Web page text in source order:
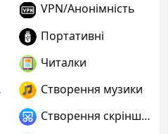
VPN/Анонімність
Портативні
Читалки
Створення музики
Створення скріншотів